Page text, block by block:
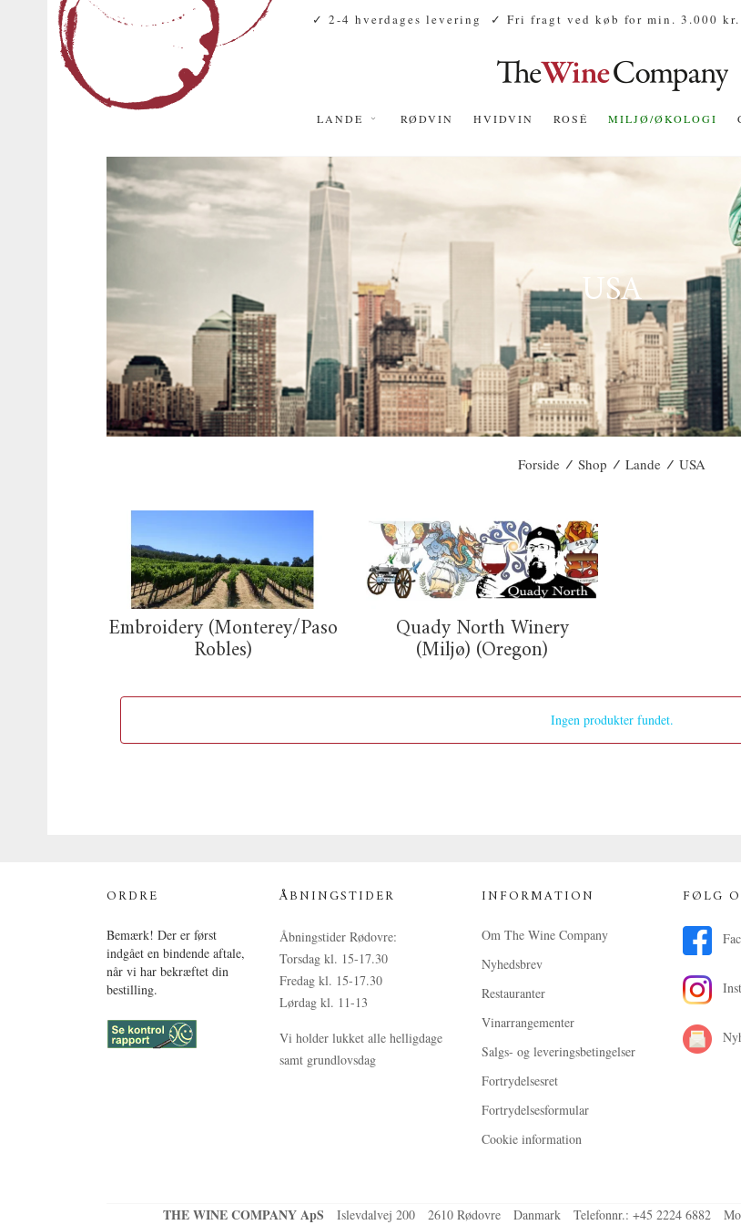
✓ 2-4 hverdages levering ✓ Fri fragt ved køb for min. 3.000 kr.
LANDE RØDVIN HVIDVIN ROSÉ MILJØ/ØKOLOGI
USA
Forside / Shop / Lande / USA
Embroidery (Monterey/Paso
Robles)
Quady North Winery
(Miljø) (Oregon)
Ingen produkter fundet.
ORDRE
Bemærk! Der er først
indgået en bindende aftale,
når vi har bekræftet din
bestilling.
ÅBNINGSTIDER
Åbningstider Rødovre:
Torsdag kl. 15-17.30
Fredag kl. 15-17.30
Lørdag kl. 11-13
Vi holder lukket alle helligdage
samt grundlovsdag
INFORMATION
Om The Wine Company
Nyhedsbrev
Restauranter
Vinarrangementer
Salgs- og leveringsbetingelser
Fortrydelsesret
Fortrydelsesformular
Cookie information
FØLG
THE WINE COMPANY ApS Islevdalvej 200 2610 Rødovre Danmark Telefonnr.: +45 2224 6882